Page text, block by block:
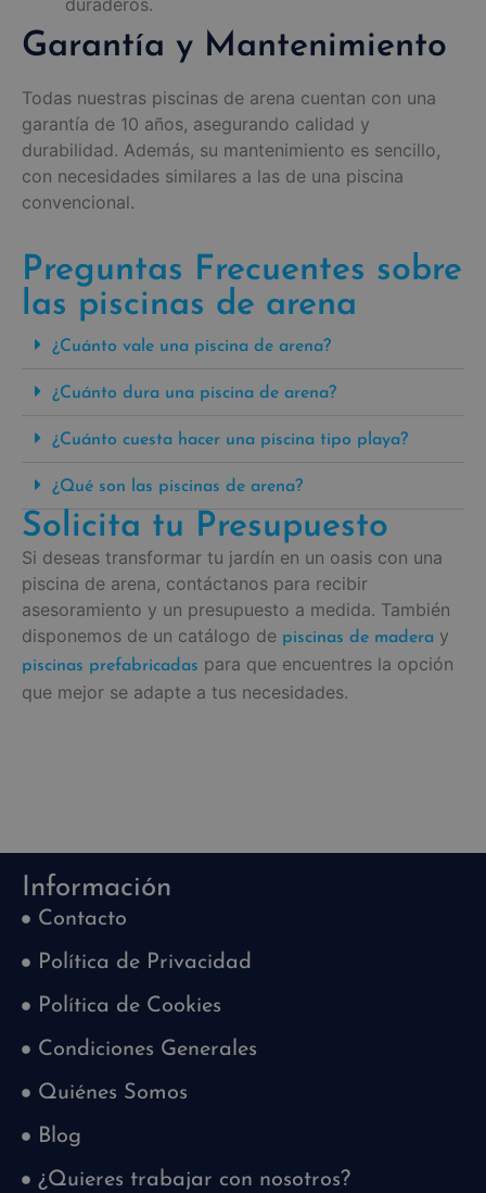
duraderos.
Garantía y Mantenimiento
Todas nuestras piscinas de arena cuentan con una
garantía de 10 años, asegurando calidad y
durabilidad. Además, su mantenimiento es sencillo,
con necesidades similares a las de una piscina
convencional.
Preguntas Frecuentes sobre
las piscinas de arena
¿Cuánto vale una piscina de arena?
¿Cuánto dura una piscina de arena?
¿Cuánto cuesta hacer una piscina tipo playa?
¿Qué son las piscinas de arena?
Solicita tu Presupuesto
Si deseas transformar tu jardín en un oasis con una
piscina de arena, contáctanos para recibir
asesoramiento y un presupuesto a medida. También
disponemos de un catálogo de piscinas de madera y
piscinas prefabricadas para que encuentres la opción
que mejor se adapte a tus necesidades.
Información
Contacto
Política de Privacidad
Política de Cookies
Condiciones Generales
Quiénes Somos
Blog
¿Quieres trabajar con nosotros?